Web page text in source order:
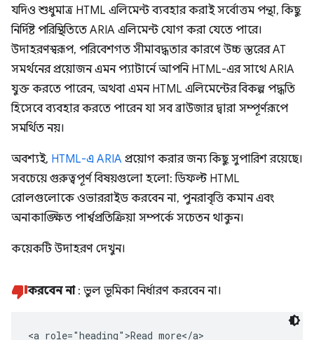
যদিও শুধুমাত্র HTML এলিমেন্ট ব্যবহার করাই সর্বোত্তম পন্থা, কিছু
নির্দিষ্ট পরিস্থিতিতে ARIA এলিমেন্ট যোগ করা যেতে পারে।
উদাহরণস্বরূপ, পরিবেশগত সীমাবদ্ধতার কারণে উচ্চ স্তরের AT
সমর্থনের প্রয়োজন এমন প্যাটার্নে আপনি HTML-এর সাথে ARIA
যুক্ত করতে পারেন, অথবা এমন HTML এলিমেন্টের বিকল্প পদ্ধতি
হিসেবে ব্যবহার করতে পারেন যা সব ব্রাউজার দ্বারা সম্পূর্ণরূপে
সমর্থিত নয়।
অবশ্যই, HTML-এ ARIA প্রয়োগ করার জন্য কিছু সুপারিশ রয়েছে।
সবচেয়ে গুরুত্বপূর্ণ বিষয়গুলো হলো: ডিফল্ট HTML
রোলগুলোকে ওভাররাইড করবেন না, পুনরাবৃত্তি কমান এবং
অনাকাঙ্ক্ষিত পার্শ্বপ্রতিক্রিয়া সম্পর্কে সচেতন থাকুন।
কয়েকটি উদাহরণ দেখুন।
করবেন না: ভুল ভূমিকা নির্ধারণ করবেন না।
<a role="heading">Read more</a>